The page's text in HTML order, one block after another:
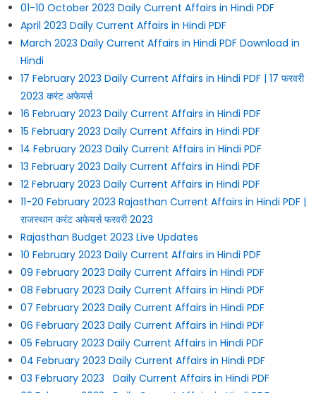
01-10 October 2023 Daily Current Affairs in Hindi PDF
April 2023 Daily Current Affairs in Hindi PDF
March 2023 Daily Current Affairs in Hindi PDF Download in
Hindi
17 February 2023 Daily Current Affairs in Hindi PDF | 17 फरवरी
2023 करंट अफेयर्स
16 February 2023 Daily Current Affairs in Hindi PDF
15 February 2023 Daily Current Affairs in Hindi PDF
14 February 2023 Daily Current Affairs in Hindi PDF
13 February 2023 Daily Current Affairs in Hindi PDF
12 February 2023 Daily Current Affairs in Hindi PDF
11-20 February 2023 Rajasthan Current Affairs in Hindi PDF |
राजस्थान करंट अफेयर्स फरवरी 2023
Rajasthan Budget 2023 Live Updates
10 February 2023 Daily Current Affairs in Hindi PDF
09 February 2023 Daily Current Affairs in Hindi PDF
08 February 2023 Daily Current Affairs in Hindi PDF
07 February 2023 Daily Current Affairs in Hindi PDF
06 February 2023 Daily Current Affairs in Hindi PDF
05 February 2023 Daily Current Affairs in Hindi PDF
04 February 2023 Daily Current Affairs in Hindi PDF
03 February 2023 Daily Current Affairs in Hindi PDF